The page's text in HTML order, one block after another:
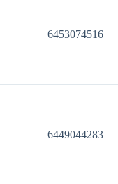
6453074516
6449044283